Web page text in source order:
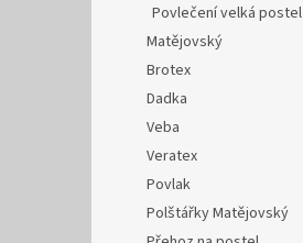
Povlečení velká postel
Matějovský
Brotex
Dadka
Veba
Veratex
Povlak
Polštářky Matějovský